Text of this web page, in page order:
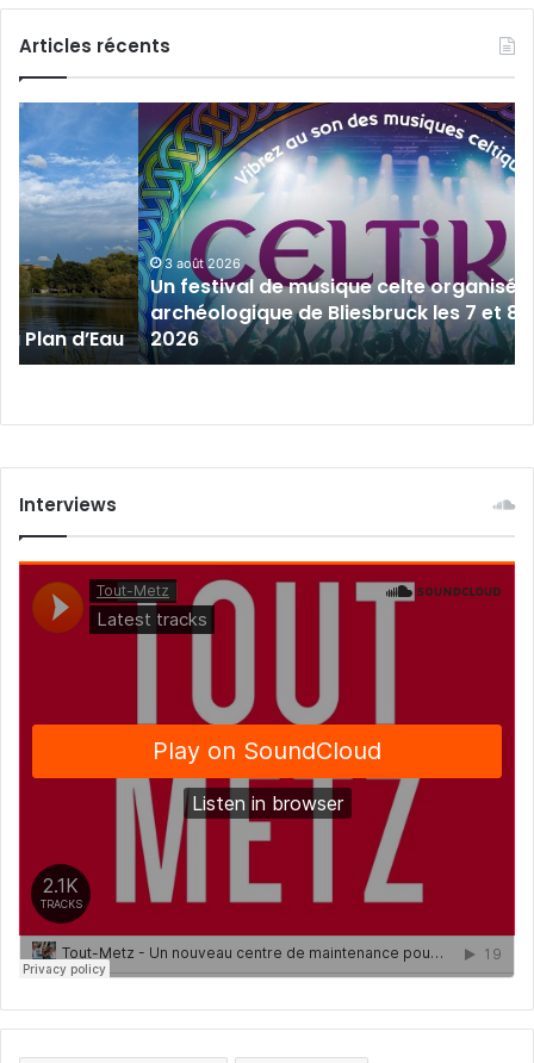
Articles récents
Plan d’Eau
Un
festival
de
musique
celte
organisé
au
parc
archéologique
de
Bliesbruck
8
3 août 2026
Un festival de musique celte organisé
archéologique de Bliesbruck les 7 et 8
2026
Interviews